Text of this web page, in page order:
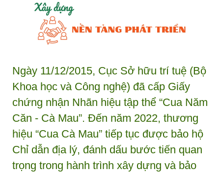
Ngày 11/12/2015, Cục Sở hữu trí tuệ (Bộ
Khoa học và Công nghệ) đã cấp Giấy
chứng nhận Nhãn hiệu tập thể “Cua Năm
Căn - Cà Mau”. Đến năm 2022, thương
hiệu “Cua Cà Mau” tiếp tục được bảo hộ
Chỉ dẫn địa lý, đánh dấu bước tiến quan
trọng trong hành trình xây dựng và bảo